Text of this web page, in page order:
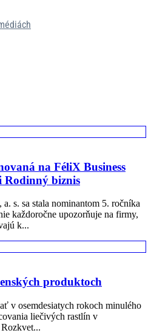
na FéliX Business
Rodinný biznis
s. sa stala nominantom 5. ročníka
každoročne upozorňuje na firmy,
k...
produktoch
v osemdesiatych rokoch minulého
liečivých rastlín v